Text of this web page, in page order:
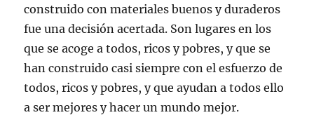
construido con materiales buenos y duraderos
fue una decisión acertada. Son lugares en los
que se acoge a todos, ricos y pobres, y que se
han construido casi siempre con el esfuerzo de
todos, ricos y pobres, y que ayudan a todos ello
a ser mejores y hacer un mundo mejor.